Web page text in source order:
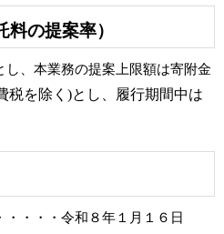
の提案率）
、本業務の提案上限額は寄附金
税を除く )とし、履行期間中は
・・・令和８年１月１６日